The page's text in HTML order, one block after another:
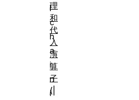
l
c
h
a
i
n
i
理
和
代
入
演
算
子
(|